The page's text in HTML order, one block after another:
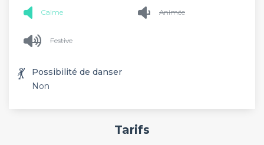
Calme Animée
Festive
💃
Possibilité de danser
Non
Tarifs